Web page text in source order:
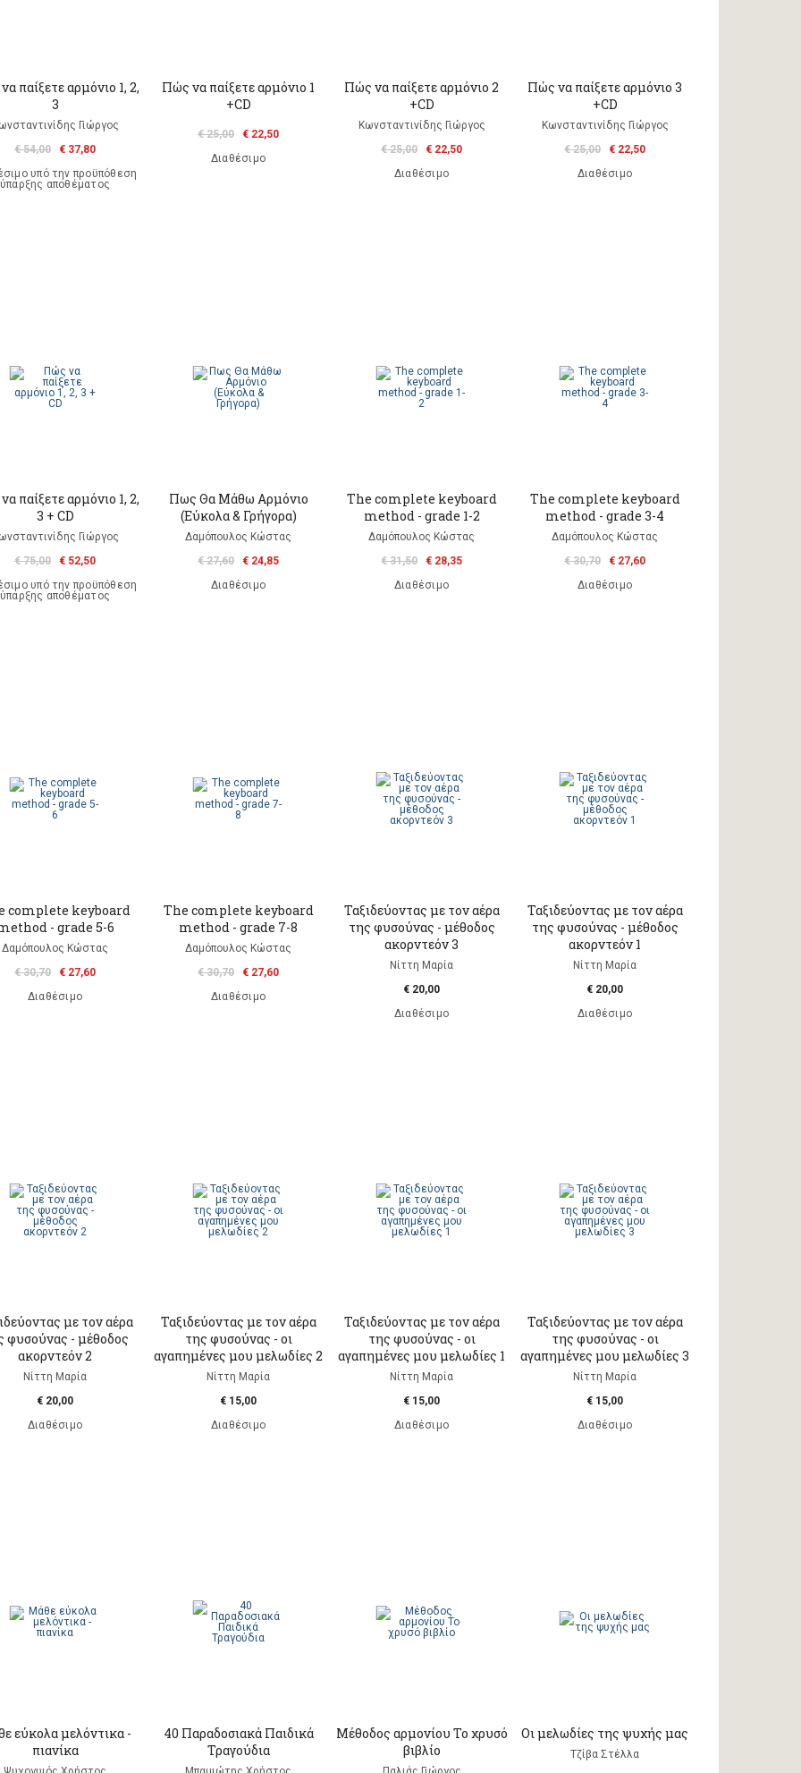
παίξετε αρμόνιο 1, 2,
3
Γιώργος
€ 54,00
€ 37,80
υπό την προϋπόθεση
ύπαρξης αποθέματος
Πώς να παίξετε αρμόνιο 1
+CD
€ 25,00
€ 22,50
Διαθέσιμο
Πώς να παίξετε αρμόνιο 2
+CD
Κωνσταντινίδης Γιώργος
€ 25,00
€ 22,50
Διαθέσιμο
Πώς να παίξετε αρμόνιο 3
+CD
Κωνσταντινίδης Γιώργος
€ 25,00
€ 22,50
Διαθέσιμο
παίξετε αρμόνιο 1, 2,
3 + CD
Γιώργος
€ 75,00
€ 52,50
υπό την προϋπόθεση
ύπαρξης αποθέματος
Πως Θα Mάθω Αρμόνιο
(Εύκολα & Γρήγορα)
Δαμόπουλος Κώστας
€ 27,60
€ 24,85
Διαθέσιμο
The complete keyboard
method - grade 1-2
Δαμόπουλος Κώστας
€ 31,50
€ 28,35
Διαθέσιμο
The complete keyboard
method - grade 3-4
Δαμόπουλος Κώστας
€ 30,70
€ 27,60
Διαθέσιμο
complete keyboard
- grade 5-6
Δαμόπουλος Κώστας
€ 30,70
€ 27,60
Διαθέσιμο
The complete keyboard
method - grade 7-8
Δαμόπουλος Κώστας
€ 30,70
€ 27,60
Διαθέσιμο
Ταξιδεύοντας με τον αέρα
της φυσούνας - μέθοδος
ακορντεόν 3
Νίττη Μαρία
€ 20,00
Διαθέσιμο
Ταξιδεύοντας με τον αέρα
της φυσούνας - μέθοδος
ακορντεόν 1
Νίττη Μαρία
€ 20,00
Διαθέσιμο
με τον αέρα
φυσούνας - μέθοδος
ακορντεόν 2
Νίττη Μαρία
€ 20,00
Διαθέσιμο
Ταξιδεύοντας με τον αέρα
της φυσούνας - οι
αγαπημένες μου μελωδίες 2
Νίττη Μαρία
€ 15,00
Διαθέσιμο
Ταξιδεύοντας με τον αέρα
της φυσούνας - οι
αγαπημένες μου μελωδίες 1
Νίττη Μαρία
€ 15,00
Διαθέσιμο
Ταξιδεύοντας με τον αέρα
της φυσούνας - οι
αγαπημένες μου μελωδίες 3
Νίττη Μαρία
€ 15,00
Διαθέσιμο
εύκολα μελόντικα -
πιανίκα
40 Παραδοσιακά Παιδικά
Τραγούδια
Μέθοδος αρμονίου Το χρυσό
βιβλίο
Οι μελωδίες της ψυχής μας
Τζίβα Στέλλα